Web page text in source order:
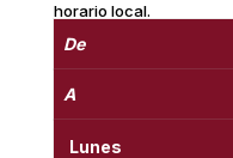
horario local.
De
A
Lunes